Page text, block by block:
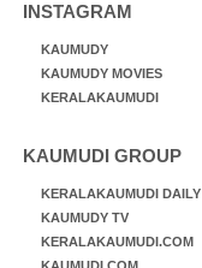
INSTAGRAM
KAUMUDY
KAUMUDY MOVIES
KERALAKAUMUDI
KAUMUDI GROUP
KERALAKAUMUDI DAILY
KAUMUDY TV
KERALAKAUMUDI.COM